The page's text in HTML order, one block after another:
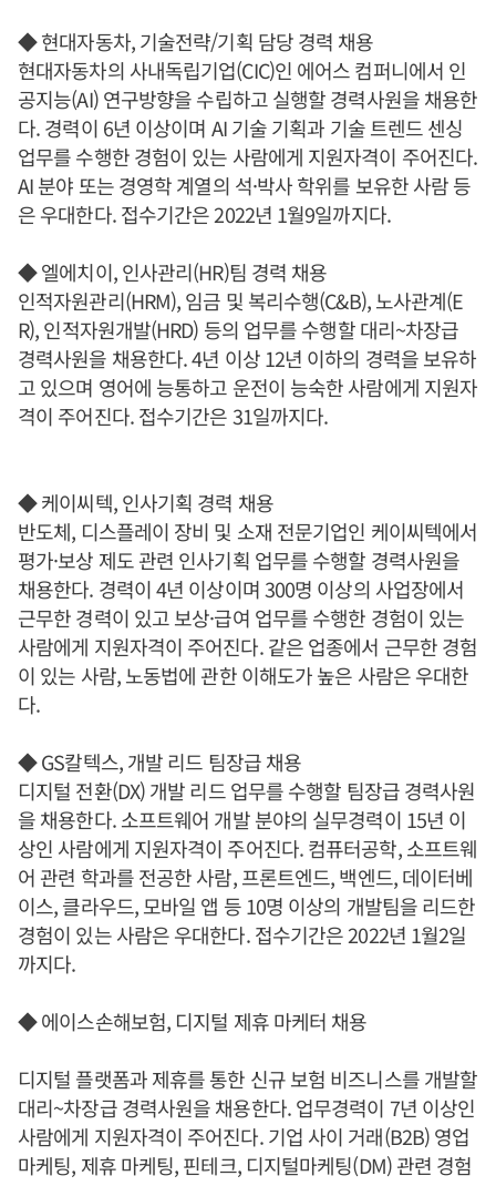
◆ 현대자동차, 기술전략/기획 담당 경력 채용
현대자동차의 사내독립기업(CIC)인 에어스 컴퍼니에서 인
공지능(AI) 연구방향을 수립하고 실행할 경력사원을 채용한
다. 경력이 6년 이상이며 AI 기술 기획과 기술 트렌드 센싱
업무를 수행한 경험이 있는 사람에게 지원자격이 주어진다.
AI 분야 또는 경영학 계열의 석·박사 학위를 보유한 사람 등
은 우대한다. 접수기간은 2022년 1월9일까지다.
◆ 엘에치이, 인사관리(HR)팀 경력 채용
인적자원관리(HRM), 임금 및 복리수행(C&B), 노사관계(E
R), 인적자원개발(HRD) 등의 업무를 수행할 대리~차장급
경력사원을 채용한다. 4년 이상 12년 이하의 경력을 보유하
고 있으며 영어에 능통하고 운전이 능숙한 사람에게 지원자
격이 주어진다. 접수기간은 31일까지다.
◆ 케이씨텍, 인사기획 경력 채용
반도체, 디스플레이 장비 및 소재 전문기업인 케이씨텍에서
평가·보상 제도 관련 인사기획 업무를 수행할 경력사원을
채용한다. 경력이 4년 이상이며 300명 이상의 사업장에서
근무한 경력이 있고 보상·급여 업무를 수행한 경험이 있는
사람에게 지원자격이 주어진다. 같은 업종에서 근무한 경험
이 있는 사람, 노동법에 관한 이해도가 높은 사람은 우대한
다.
◆ GS칼텍스, 개발 리드 팀장급 채용
디지털 전환(DX) 개발 리드 업무를 수행할 팀장급 경력사원
을 채용한다. 소프트웨어 개발 분야의 실무경력이 15년 이
상인 사람에게 지원자격이 주어진다. 컴퓨터공학, 소프트웨
어 관련 학과를 전공한 사람, 프론트엔드, 백엔드, 데이터베
이스, 클라우드, 모바일 앱 등 10명 이상의 개발팀을 리드한
경험이 있는 사람은 우대한다. 접수기간은 2022년 1월2일
까지다.
◆ 에이스손해보험, 디지털 제휴 마케터 채용
디지털 플랫폼과 제휴를 통한 신규 보험 비즈니스를 개발할
대리~차장급 경력사원을 채용한다. 업무경력이 7년 이상인
사람에게 지원자격이 주어진다. 기업 사이 거래(B2B) 영업
마케팅, 제휴 마케팅, 핀테크, 디지털마케팅(DM) 관련 경험